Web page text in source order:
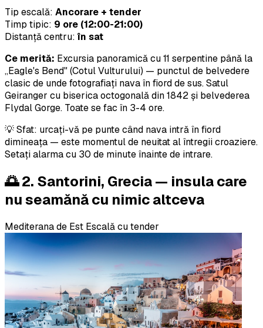
Tip escală: Ancorare + tender
Timp tipic: 9 ore (12:00-21:00)
Distanță centru: în sat
Ce merită: Excursia panoramică cu 11 serpentine până la
„Eagle's Bend" (Cotul Vulturului) — punctul de belvedere
clasic de unde fotografiați nava în fiord de sus. Satul
Geiranger cu biserica octogonală din 1842 și belvederea
Flydal Gorge. Toate se fac în 3-4 ore.
💡 Sfat: urcați-vă pe punte când nava intră în fiord
dimineața — este momentul de neuitat al întregii croaziere.
Setați alarma cu 30 de minute înainte de intrare.
🌅 2. Santorini, Grecia — insula care
nu seamănă cu nimic altceva
Mediterana de Est Escală cu tender